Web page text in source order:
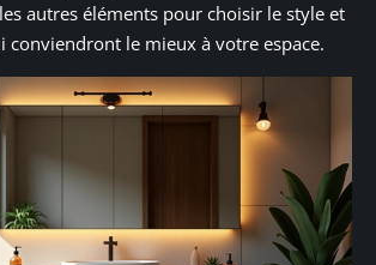
autres éléments pour choisir le style et
conviendront le mieux à votre espace.